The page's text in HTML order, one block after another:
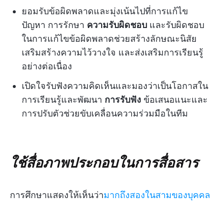
ยอมรับข้อผิดพลาดและมุ่งเน้นไปที่การแก้ไข
ปัญหา การรักษา ความรับผิดชอบ และรับผิดชอบ
ในการแก้ไขข้อผิดพลาดช่วยสร้างลักษณะนิสัย
เสริมสร้างความไว้วางใจ และส่งเสริมการเรียนรู้
อย่างต่อเนื่อง
เปิดใจรับฟังความคิดเห็นและมองว่าเป็นโอกาสใน
การเรียนรู้และพัฒนา การรับฟัง ข้อเสนอแนะและ
การปรับตัวช่วยขับเคลื่อนความร่วมมือในทีม
ใช้สื่อภาพประกอบในการสื่อสาร
การศึกษาแสดงให้เห็นว่ามากถึงสองในสามของบุคคล